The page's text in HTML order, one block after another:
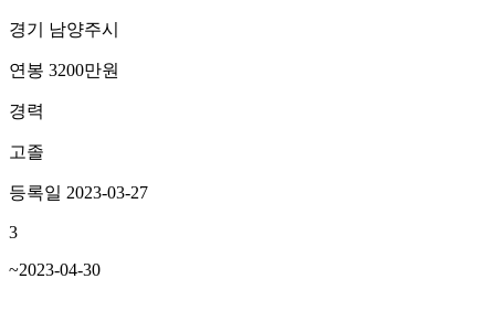
경기 남양주시
연봉 3200만원
경력
고졸
등록일 2023-03-27
3
~2023-04-30